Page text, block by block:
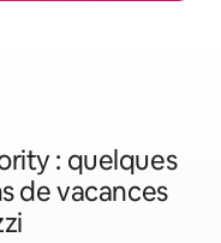
: quelques
de vacances